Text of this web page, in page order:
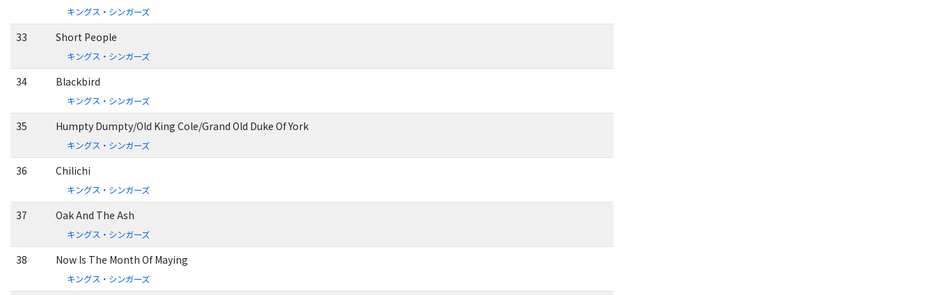
キングス・シンガーズ
33 Short People
キングス・シンガーズ
34 Blackbird
キングス・シンガーズ
35 Humpty Dumpty/Old King Cole/Grand Old Duke Of York
キングス・シンガーズ
36 Chilichi
キングス・シンガーズ
37 Oak And The Ash
キングス・シンガーズ
38 Now Is The Month Of Maying
キングス・シンガーズ